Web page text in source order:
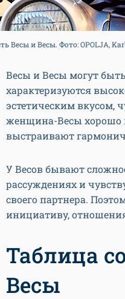
Весы и Весы. Фото: OPOLJA,
Весы и Весы могут
характеризуются
эстетическим вкусом,
женщина-Весы хорошо
выстраивают
У Весов бывают
рассуждениях и
своего партнера.
инициативу,
Таблица
Весы